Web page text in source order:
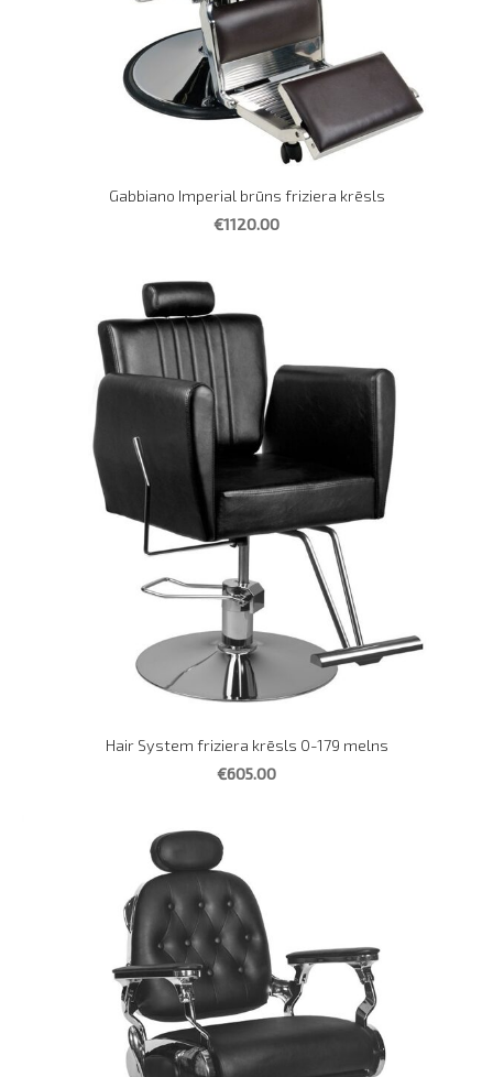
Gabbiano Imperial brūns friziera krēsls
€1120.00
Hair System friziera krēsls 0-179 melns
€605.00